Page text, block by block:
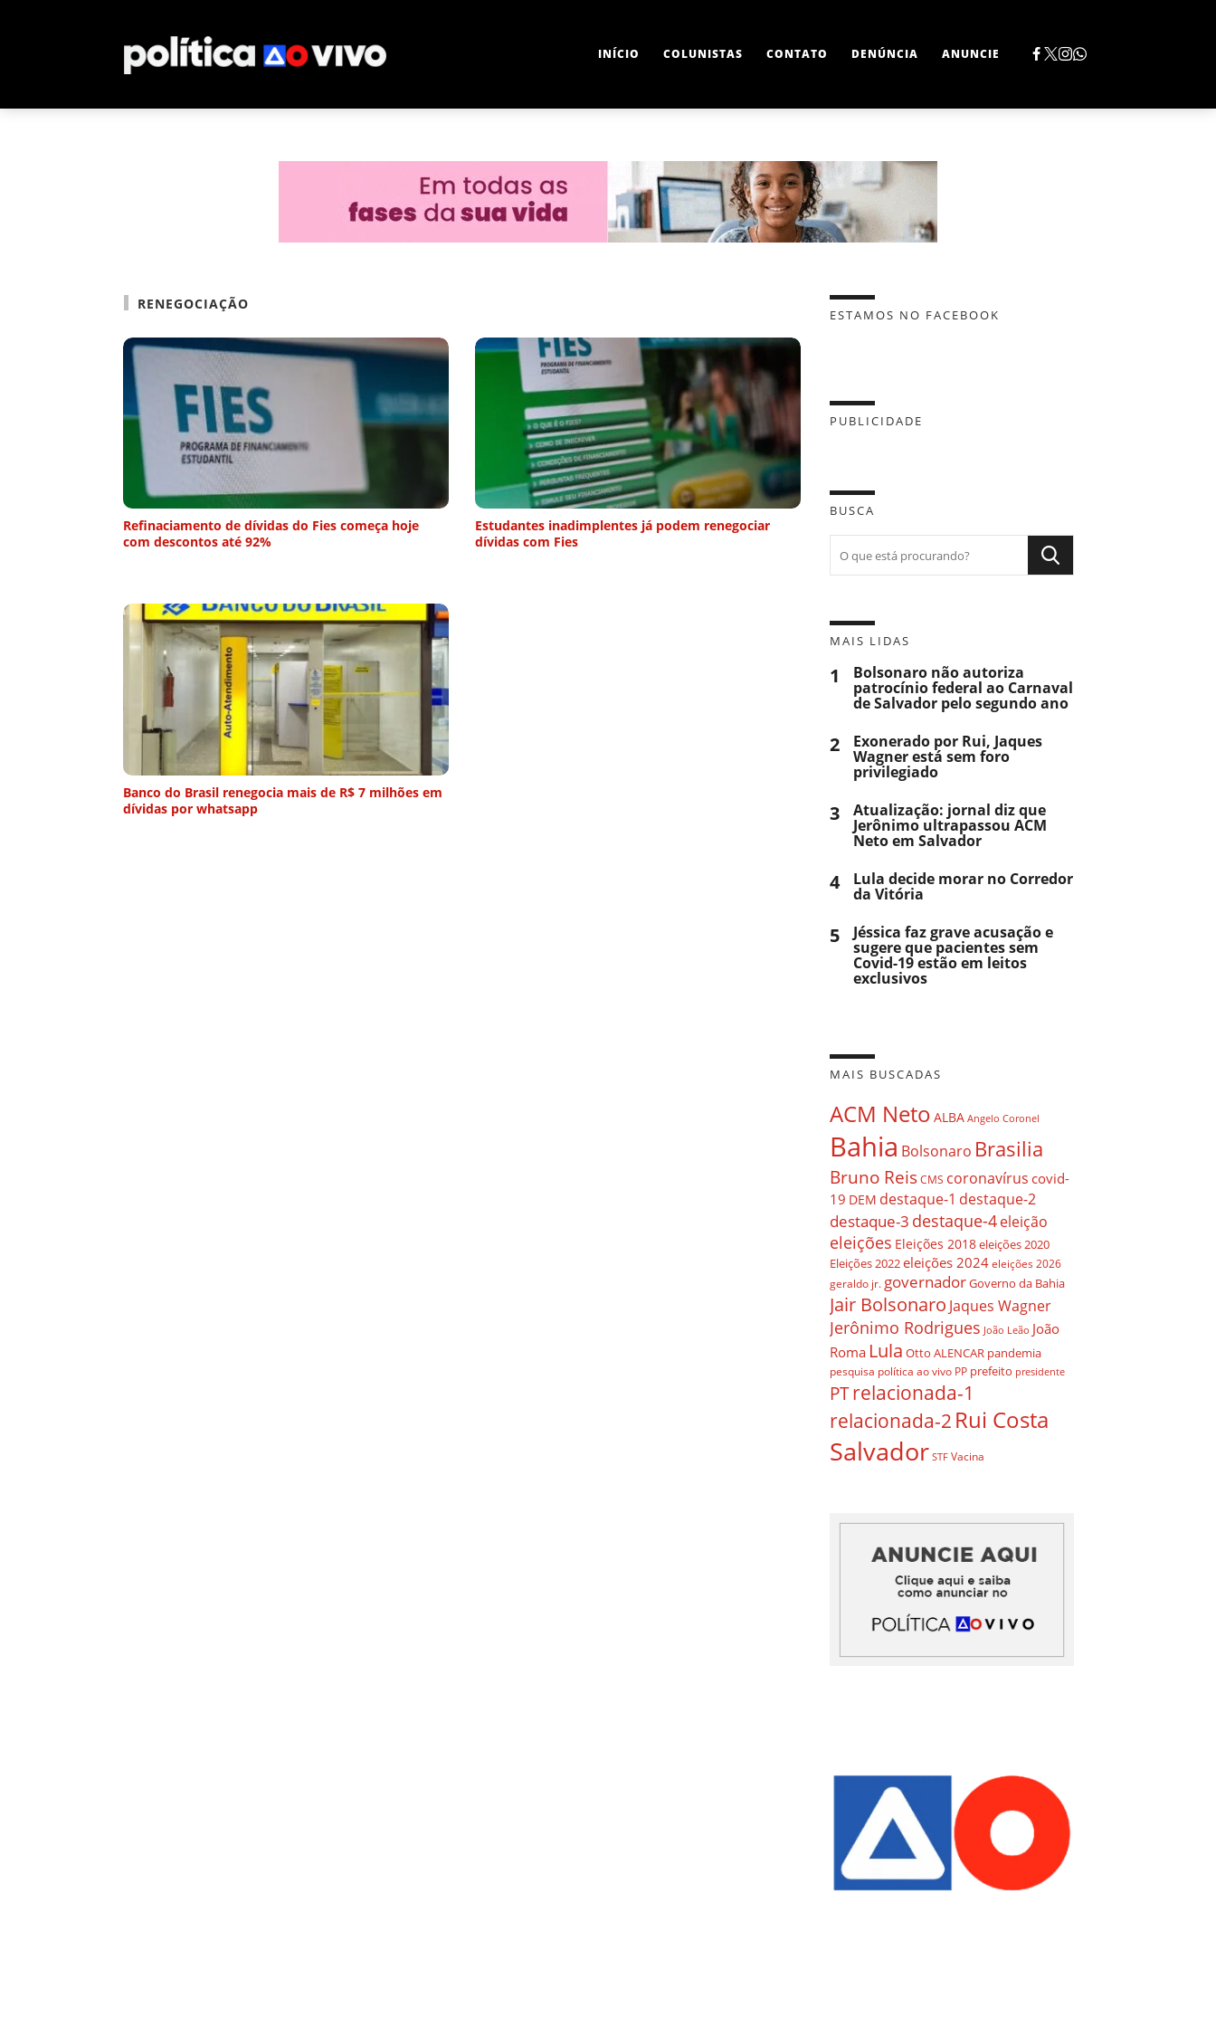
INÍCIO COLUNISTAS CONTATO DENÚNCIA ANUNCIE
RENEGOCIAÇÃO
Refinaciamento de dívidas do Fies começa hoje
com descontos até 92%
Estudantes inadimplentes já podem renegociar
dívidas com Fies
Banco do Brasil renegocia mais de R$ 7 milhões em
dívidas por whatsapp
ESTAMOS NO FACEBOOK
PUBLICIDADE
BUSCA
MAIS LIDAS
1 Bolsonaro não autoriza
patrocínio federal ao Carnaval
de Salvador pelo segundo ano
2 Exonerado por Rui, Jaques
Wagner está sem foro
privilegiado
3 Atualização: jornal diz que
Jerônimo ultrapassou ACM
Neto em Salvador
4 Lula decide morar no Corredor
da Vitória
5 Jéssica faz grave acusação e
sugere que pacientes sem
Covid-19 estão em leitos
exclusivos
MAIS BUSCADAS
ACM Neto ALBA Angelo Coronel
Bahia Bolsonaro Brasilia
Bruno ReisCMS coronavírus covid-
19 DEM destaque-1 destaque-2
destaque-3 destaque-4eleição
eleições Eleições 2018eleições 2020
Eleições 2022eleições 2024 eleições 2026
geraldo jr. governadorGoverno da Bahia
Jair Bolsonaro Jaques Wagner
Jerônimo Rodrigues João Leão João
Roma Lula Otto ALENCAR pandemia
pesquisa política ao vivo PP prefeito presidente
PTrelacionada-1
relacionada-2 Rui Costa
Salvador STF Vacina